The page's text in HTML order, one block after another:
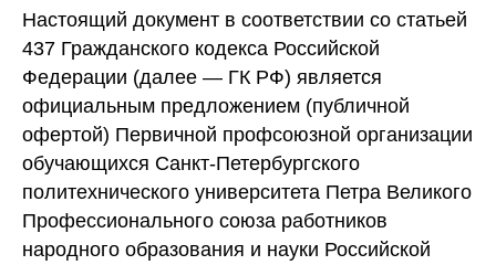
Настоящий документ в соответствии со статьей
437 Гражданского кодекса Российской
Федерации (далее — ГК РФ) является
официальным предложением (публичной
офертой) Первичной профсоюзной организации
обучающихся Санкт-Петербургского
политехнического университета Петра Великого
Профессионального союза работников
народного образования и науки Российской